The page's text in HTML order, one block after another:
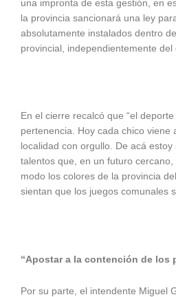
una impronta de esta gestión, en
la provincia sancionará una ley
absolutamente instalados dentro
provincial, independientemente del
En el cierre recalcó que “el
pertenencia. Hoy cada chico viene
localidad con orgullo. De acá
talentos que, en un futuro
modo los colores de la provincia
sientan que los juegos comunales
“Apostar a la contención de los
Por su parte, el intendente Miguel